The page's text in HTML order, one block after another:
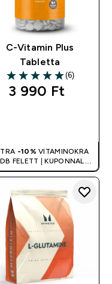
C-Vitamin Plus
Tabletta
5 out of 5 stars
(6)
3 990 Ft‎
-10% VITAMINOKRA
FELETT | KUPONNAL
ÖSSZEVONHATÓ